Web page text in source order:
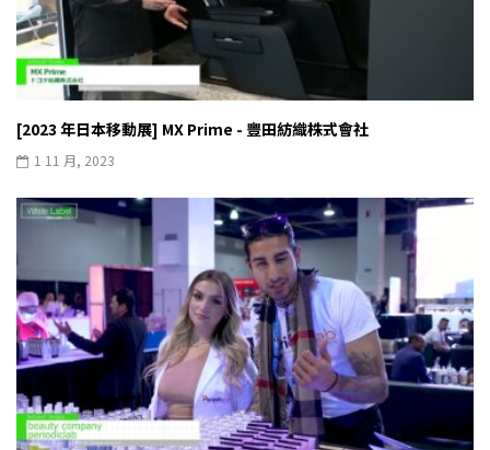
[2023 年日本移動展] MX Prime - 豐田紡織株式會社
1 11 月, 2023